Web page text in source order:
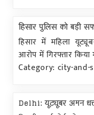
हिसार पुलिस को बड़ी
हिसार में महिला
आरोप में गिरफ्तार किया
Category: city-and-
Delhi: यूट्यूबर अमन